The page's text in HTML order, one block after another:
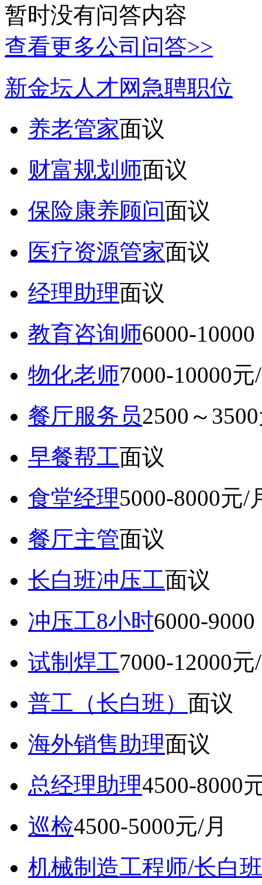
暂时没有问答内容
查看更多公司问答>>
新金坛人才网急聘职位
养老管家面议
财富规划师面议
保险康养顾问面议
医疗资源管家面议
经理助理面议
教育咨询师6000-
物化老师7000-10000元
餐厅服务员2500～
早餐帮工面议
食堂经理5000-8000元/
餐厅主管面议
长白班冲压工面议
冲压工8小时6000-
试制焊工7000-12000元
普工（长白班） 面议
海外销售助理面议
总经理助理4500-8000
巡检4500-5000元/月
机械制造工程师/长白班